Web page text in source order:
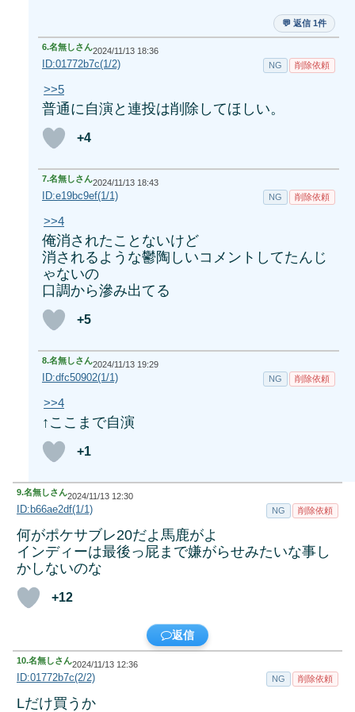
💬 返信 1件
6.名無しさん2024/11/13 18:36
ID:01772b7c(1/2) NG 削除依頼
>>5
普通に自演と連投は削除してほしい。
+4
7.名無しさん2024/11/13 18:43
ID:e19bc9ef(1/1) NG 削除依頼
>>4
俺消されたことないけど
消されるような鬱陶しいコメントしてたんじ
ゃないの
口調から滲み出てる
+5
8.名無しさん2024/11/13 19:29
ID:dfc50902(1/1) NG 削除依頼
>>4
↑ここまで自演
+1
9.名無しさん2024/11/13 12:30
ID:b66ae2df(1/1) NG 削除依頼
何がポケサブレ20だよ馬鹿がよ
インディーは最後っ屁まで嫌がらせみたいな事し
かしないのな
+12
返信
10.名無しさん2024/11/13 12:36
ID:01772b7c(2/2) NG 削除依頼
Lだけ買うか